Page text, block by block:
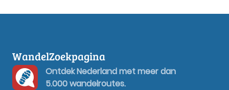
WandelZoekpagina
Ontdek Nederland met meer dan
5.000 wandelroutes.